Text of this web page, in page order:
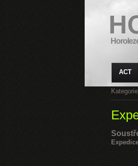
ACT